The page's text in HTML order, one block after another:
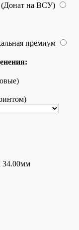
(Донат на ВСУ)
премиум
34.00мм